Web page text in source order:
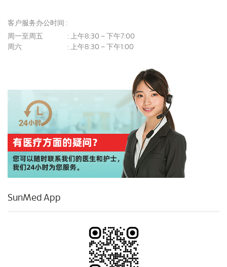
客户服务办公时间 :
周一至周五
: 上午8:30 – 下午7:00
周六
: 上午8:30 – 下午1:00
SunMed App